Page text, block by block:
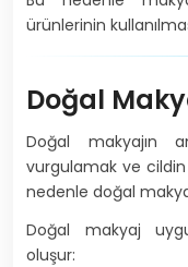
ürünlerinin
Doğal
Doğal makyajın
vurgulamak ve cildin
nedenle doğal
Doğal makyaj
oluşur: